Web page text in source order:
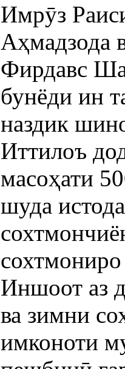
Имрӯз
Аҳмадзода
Фирдавс
бунёди ин
наздик
Иттилоъ
масоҳати
шуда
Иншоот аз
ва зимни
имконоти